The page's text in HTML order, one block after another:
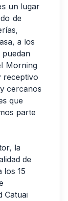
un lugar
de
a los
Morning
receptivo
cercanos
que
parte
la
de
los 15
Catuai